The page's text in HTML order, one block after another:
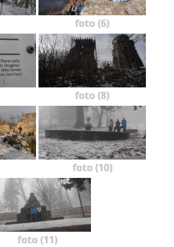
foto (6)
foto (8)
foto (10)
foto (11)